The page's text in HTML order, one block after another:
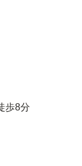
歩8分